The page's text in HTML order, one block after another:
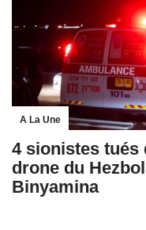
A La Une
4 sionistes tués
drone du
Binyamina